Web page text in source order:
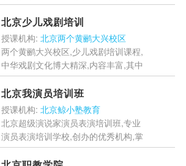
心需求。我们致力于在 培养能直接创
造商业价值的实战型编剧。学员不仅学
习编剧技巧，更将系统掌...[详情]
北京少儿戏剧培训
授课机构: 北京两个黄鹂大兴校区
两个黄鹂大兴校区,少儿戏剧培训课程,
中华戏剧文化博大精深,内容丰富,其中
具有代表性有川剧,黄梅戏,豫剧,当然还
有国之精粹京剧,多种戏剧种类,对于孩
子们来说可以有...[详情]
北京我演员培训班
授课机构: 北京鲸小塾教育
北京超级演说家演员表演培训班,专业
演员表演培训学校,创办的优秀机构,掌
握剧组动态,老师,个性化教学让你学得
更快,学得更好,想要了解详情,快来咨询